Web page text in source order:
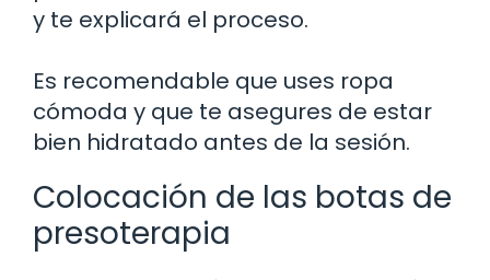
y te explicará el proceso.
Es recomendable que uses ropa
cómoda y que te asegures de estar
bien hidratado antes de la sesión.
Colocación de las botas de
presoterapia